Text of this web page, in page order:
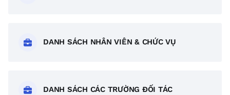
DANH SÁCH NHÂN VIÊN & CHỨC VỤ
DANH SÁCH CÁC TRƯỜNG ĐỐI TÁC